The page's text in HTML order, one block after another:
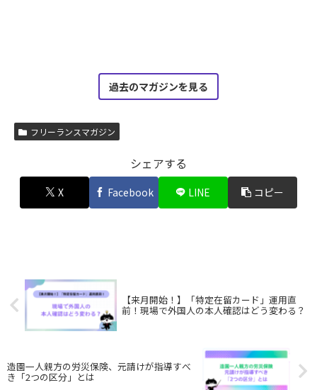
過去のマガジンを見る
フリーランスマガジン
シェアする
X Facebook LINE コピー
【来月開始！】「特定在留カード」運用直
前！現場で外国人の本人確認はどう変わる？
造園一人親方の労災保険、元請けが指導すべ
き「2つの区分」とは